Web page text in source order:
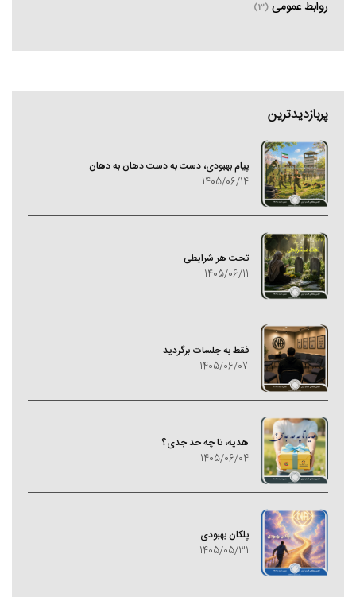
روابط عمومی (3)
پربازدیدترین
پیام بهبودی، دست به دست دهان به دهان
1405/06/14
تحت هر شرایطی
1405/06/11
فقط به جلسات برگردید
1405/06/07
هدیه، تا چه حد جدی؟
1405/06/04
پلکان بهبودی
1405/05/31